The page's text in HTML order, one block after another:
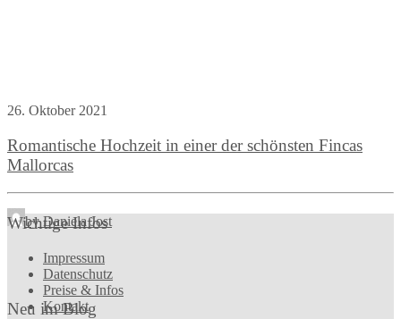
26. Oktober 2021
Romantische Hochzeit in einer der schönsten Fincas
Mallorcas
by Daniela Jost
Wichtige Infos
Impressum
Datenschutz
Preise & Infos
Kontakt
Neu im Blog